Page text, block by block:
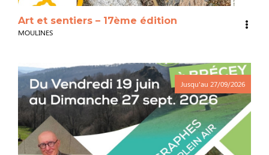
Art et sentiers – 17ème édition
MOULINES
Jusqu'au 27/09/2026